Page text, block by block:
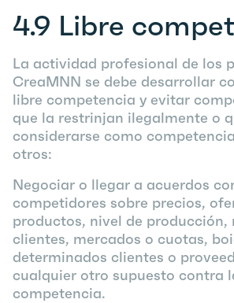
4.9 Libre
La actividad profesional de los
CreaMNN se debe desarrollar
libre competencia y evitar
que la restrinjan ilegalmente o
considerarse como
otros:
Negociar o llegar a acuerdos
competidores sobre precios,
productos, nivel de producción,
clientes, mercados o cuotas,
determinados clientes o
cualquier otro supuesto contra
competencia.